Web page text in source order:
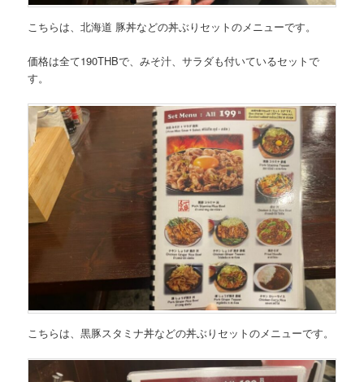
こちらは、北海道 豚丼などの丼ぶりセットのメニューです。
価格は全て190THBで、みそ汁、サラダも付いているセットで
す。
こちらは、黒豚スタミナ丼などの丼ぶりセットのメニューです。